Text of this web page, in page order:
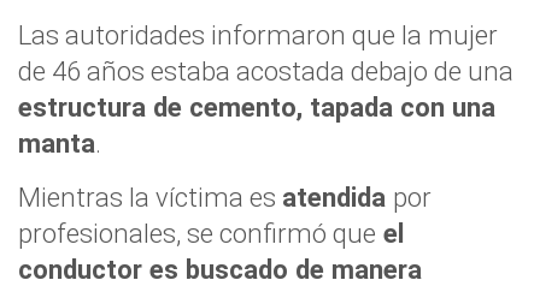
Las autoridades informaron que la mujer
de 46 años estaba acostada debajo de una
estructura de cemento, tapada con una
manta.
Mientras la víctima es atendida por
profesionales, se confirmó que el
conductor es buscado de manera